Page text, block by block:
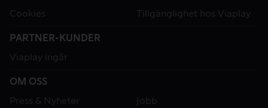
Cookies
Tillgänglighet hos Viaplay
PARTNER-KUNDER
Viaplay ingår
OM OSS
Press & Nyheter
Jobb